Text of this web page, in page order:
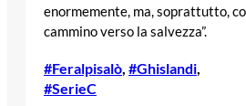
enormemente, ma, soprattutto,
cammino verso la salvezza”.
#Feralpisalò, #Ghislandi
#SerieC